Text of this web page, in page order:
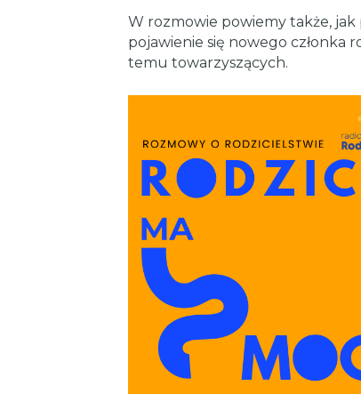
W rozmowie powiemy także,
pojawienie się nowego członka
temu towarzyszących.